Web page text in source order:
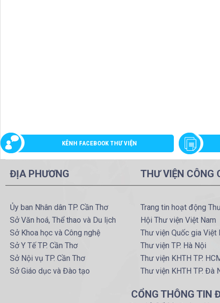
KÊNH FACEBOOK THƯ VIỆN
ĐỊA PHƯƠNG
Ủy ban Nhân dân TP. Cần Thơ
Sở Văn hoá, Thể thao và Du lịch
Sở Khoa học và Công nghệ
Sở Y Tế TP. Cần Thơ
Sở Nội vụ TP. Cần Thơ
Sở Giáo dục và Đào tạo
THƯ VIỆN CÔNG
Trang tin hoạt động
Hội Thư viện Việt Nam
Thư viện Quốc gia Việt
Thư viện TP. Hà Nội
Thư viện KHTH TP.
Thư viện KHTH TP. Đà
CỔNG THÔNG TIN